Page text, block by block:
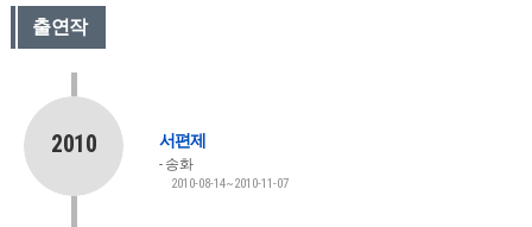
출연작
2010 서편제
송화
2010-08-14~2010-11-07